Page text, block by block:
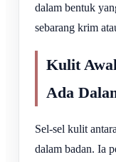
dalam bentuk
sebarang krim
Kulit
Ada
Sel-sel kulit
dalam badan. Ia